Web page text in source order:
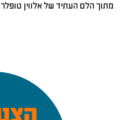
מתוך הלם העתיד של אלווין טופלר